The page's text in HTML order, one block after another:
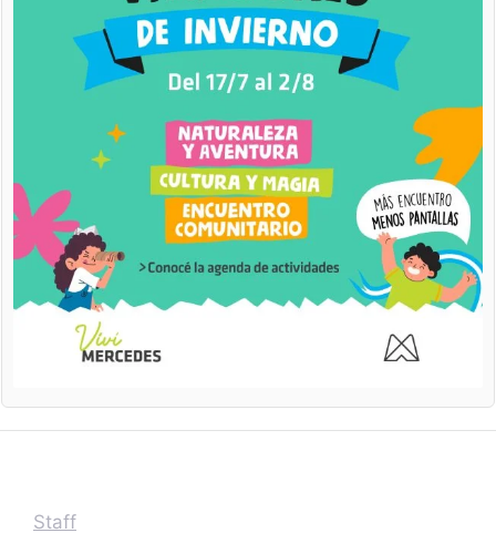
Staff